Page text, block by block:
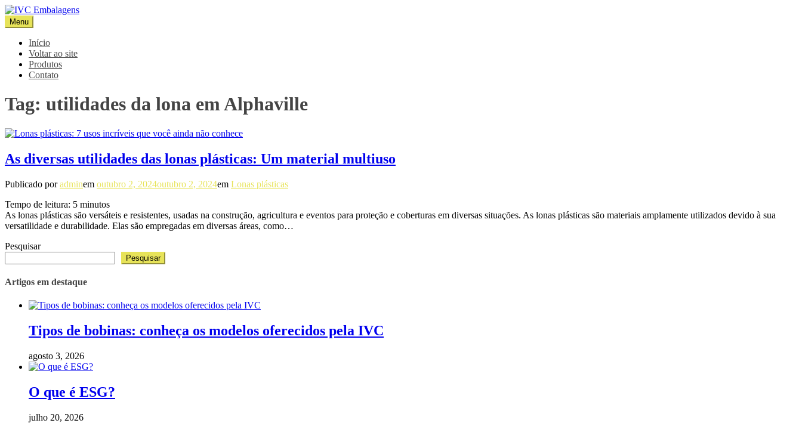
Pular
para
o
conteúdo
IVC Embalagens
Blog IVC
Menu
Início
Voltar ao site
Produtos
Contato
Tag: utilidades da lona em Alphaville
As diversas utilidades das lonas plásticas: Um material multiuso
Publicado poradminem outubro 2, 2024outubro 2, 2024em Lonas plásticas
Tempo de leitura: 5 minutos
As lonas plásticas são versáteis e resistentes, usadas na construção, agricultura e eventos para proteção e coberturas em diversas situações. As lonas plásticas são materiais amplamente utilizados devido à sua
versatilidade e durabilidade. Elas são empregadas em diversas áreas, como…
Pesquisar
Pesquisar
Artigos em destaque
Tipos de bobinas: conheça os modelos oferecidos pela IVC
agosto 3, 2026
O que é ESG?
julho 20, 2026